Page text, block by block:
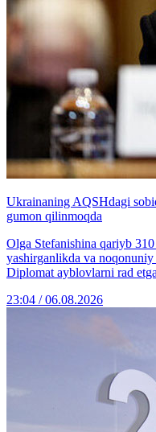
Ukrainaning AQSHdagi
gumon qilinmoqda
Olga Stefanishina qariyb
yashirganlikda va
Diplomat ayblovlarni rad
23:04 / 06.08.2026